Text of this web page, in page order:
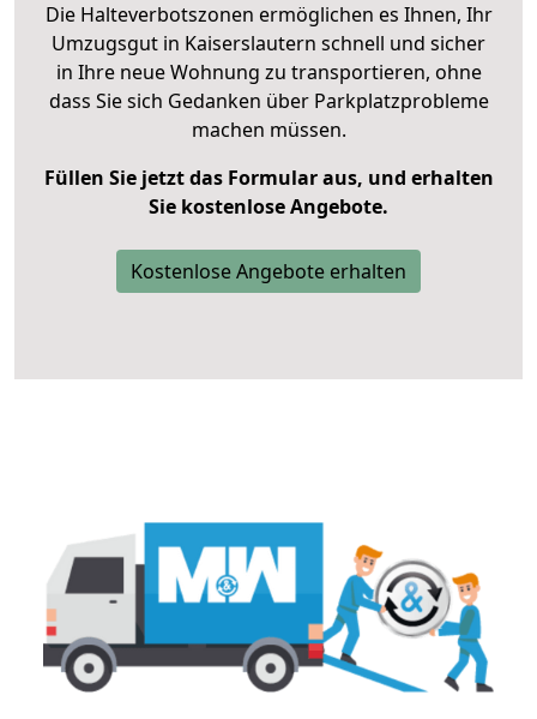
Die Halteverbotszonen ermöglichen es Ihnen, Ihr
Umzugsgut in Kaiserslautern schnell und sicher
in Ihre neue Wohnung zu transportieren, ohne
dass Sie sich Gedanken über Parkplatzprobleme
machen müssen.
Füllen Sie jetzt das Formular aus, und erhalten
Sie kostenlose Angebote.
Kostenlose Angebote erhalten